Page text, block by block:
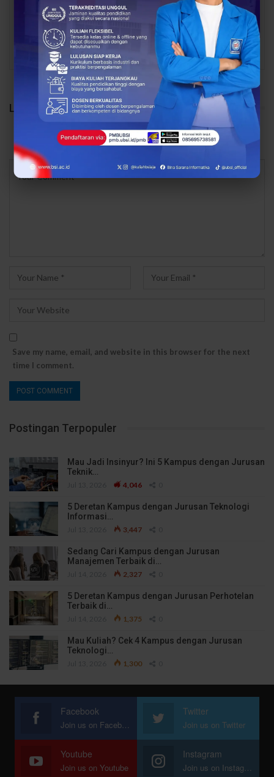
Pemerintah Desa untuk
Sukseskan…
Menginspirasi dan
Membangun…
NEXT
LEAVE A REPLY
Your email address will not be published.
Save my name, email, and website in this browser for the next
time I comment.
Postingan Terpopuler
Mau Jadi Insinyur? Ini 5 Kampus dengan Jurusan
Teknik…
4,046
5 Deretan Kampus dengan Jurusan Teknologi
Informasi…
3,447
Sedang Cari Kampus dengan Jurusan
Manajemen Terbaik di…
2,327
5 Deretan Kampus dengan Jurusan Perhotelan
Terbaik di…
1,375
Mau Kuliah? Cek 4 Kampus dengan Jurusan
Teknologi…
1,300
Facebook
Join us on Facebook
Twitter
Join us on Twitter
Youtube
Join us on Youtube
Instagram
Join us on Instagram